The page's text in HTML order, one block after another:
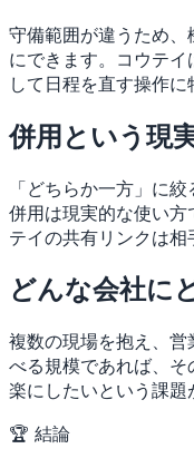
守備範囲が違うため
にできます。コウテ
して日程を直す操作
併用という現
「どちらか一方」に
併用は現実的な使い
テイの共有リンクは相
どんな会社に
複数の現場を抱え、
べる規模であれば、
楽にしたいという課題
🏆 結論